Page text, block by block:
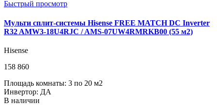
Быстрый просмотр
Мульти сплит-системы Hisense FREE MATCH DC Inverter
R32 AMW3-18U4RJC / AMS-07UW4RMRKB00 (55 м2)
Hisense
158 860
Площадь комнаты: 3 по 20 м2
Инвертор: ДА
В наличии